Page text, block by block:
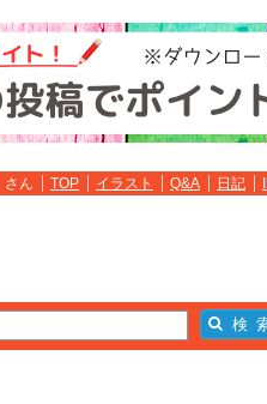
さん TOP イラスト Q&A 日記